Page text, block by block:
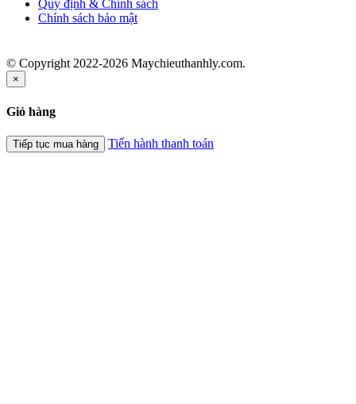
Quy định & Chính sách
Chính sách bảo mật
© Copyright 2022-2026 Maychieuthanhly.com.
×
Giỏ hàng
Tiếp tục mua hàng Tiến hành thanh toán